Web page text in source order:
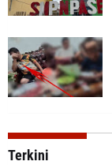
Terkini